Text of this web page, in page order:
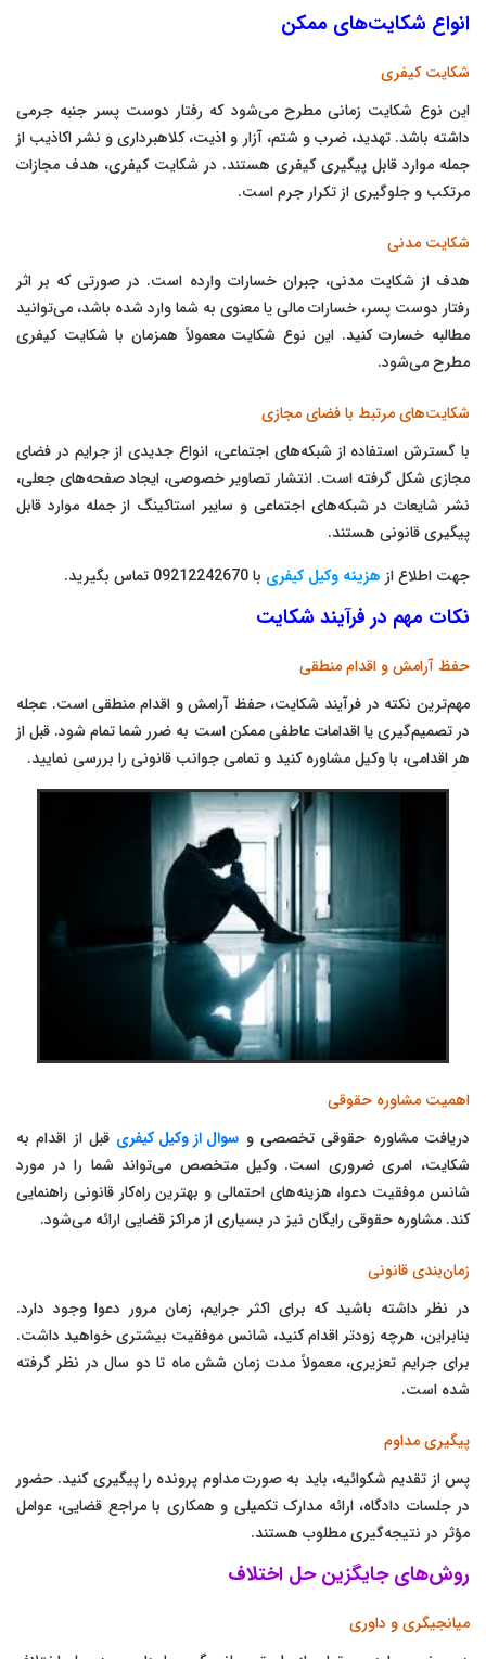
انواع شکایت‌های ممکن
شکایت کیفری
این نوع شکایت زمانی مطرح می‌شود که رفتار دوست پسر جنبه جرمی
داشته باشد. تهدید، ضرب و شتم، آزار و اذیت، کلاهبرداری و نشر اکاذیب از
جمله موارد قابل پیگیری کیفری هستند. در شکایت کیفری، هدف مجازات
مرتکب و جلوگیری از تکرار جرم است.
شکایت مدنی
هدف از شکایت مدنی، جبران خسارات وارده است. در صورتی که بر اثر
رفتار دوست پسر، خسارات مالی یا معنوی به شما وارد شده باشد، می‌توانید
مطالبه خسارت کنید. این نوع شکایت معمولاً همزمان با شکایت کیفری
مطرح می‌شود.
شکایت‌های مرتبط با فضای مجازی
با گسترش استفاده از شبکه‌های اجتماعی، انواع جدیدی از جرایم در فضای
مجازی شکل گرفته است. انتشار تصاویر خصوصی، ایجاد صفحه‌های جعلی،
نشر شایعات در شبکه‌های اجتماعی و سایبر استاکینگ از جمله موارد قابل
پیگیری قانونی هستند.
جهت اطلاع از هزینه وکیل کیفری با 09212242670 تماس بگیرید.
نکات مهم در فرآیند شکایت
حفظ آرامش و اقدام منطقی
مهم‌ترین نکته در فرآیند شکایت، حفظ آرامش و اقدام منطقی است. عجله
در تصمیم‌گیری یا اقدامات عاطفی ممکن است به ضرر شما تمام شود. قبل از
هر اقدامی، با وکیل مشاوره کنید و تمامی جوانب قانونی را بررسی نمایید.
اهمیت مشاوره حقوقی
دریافت مشاوره حقوقی تخصصی و سوال از وکیل کیفری قبل از اقدام به
شکایت، امری ضروری است. وکیل متخصص می‌تواند شما را در مورد
شانس موفقیت دعوا، هزینه‌های احتمالی و بهترین راه‌کار قانونی راهنمایی
کند. مشاوره حقوقی رایگان نیز در بسیاری از مراکز قضایی ارائه می‌شود.
زمان‌بندی قانونی
در نظر داشته باشید که برای اکثر جرایم، زمان مرور دعوا وجود دارد.
بنابراین، هرچه زودتر اقدام کنید، شانس موفقیت بیشتری خواهید داشت.
برای جرایم تعزیری، معمولاً مدت زمان شش ماه تا دو سال در نظر گرفته
شده است.
پیگیری مداوم
پس از تقدیم شکوائیه، باید به صورت مداوم پرونده را پیگیری کنید. حضور
در جلسات دادگاه، ارائه مدارک تکمیلی و همکاری با مراجع قضایی، عوامل
مؤثر در نتیجه‌گیری مطلوب هستند.
روش‌های جایگزین حل اختلاف
میانجیگری و داوری